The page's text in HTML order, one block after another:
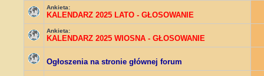
Ankieta:
KALENDARZ 2025 LATO - GŁOSOWANIE
Ankieta:
KALENDARZ 2025 WIOSNA - GŁOSOWANIE
Ogłoszenia na stronie głównej forum